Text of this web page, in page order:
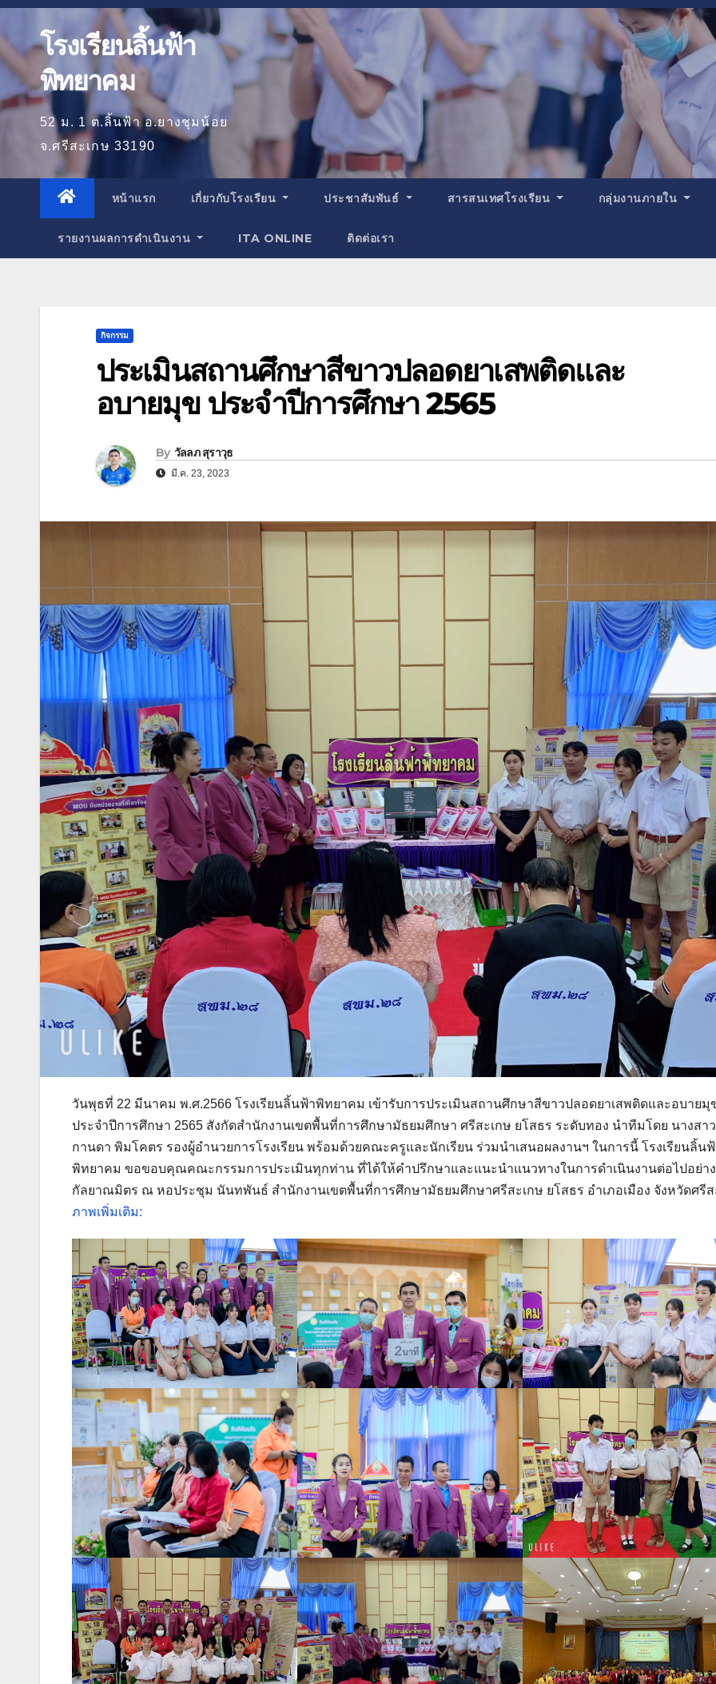
โรงเรียนลิ้นฟ้า
พิทยาคม
52 ม. 1 ต.ลิ้นฟ้า อ.ยางชุมน้อย
จ.ศรีสะเกษ 33190
หน้าแรก เกี่ยวกับโรงเรียน ประชาสัมพันธ์ สารสนเทศโรงเรียน กลุ่มงานภายใน
รายงานผลการดำเนินงาน ITA ONLINE ติดต่อเรา
กิจกรรม
ประเมินสถานศึกษาสีขาวปลอดยาเสพติดและ
อบายมุข ประจำปีการศึกษา 2565
By วัลลภ สุราวุธ
มี.ค. 23, 2023
วันพุธที่ 22 มีนาคม พ.ศ.2566 โรงเรียนลิ้นฟ้าพิทยาคม เข้ารับการประเมินสถานศึกษาสีขาวปลอดยาเสพติดและอบายมุ
ประจำปีการศึกษา 2565 สังกัดสำนักงานเขตพื้นที่การศึกษามัธยมศึกษา ศรีสะเกษ ยโสธร ระดับทอง นำทีมโดย นางสา
กานดา พิมโคตร รองผู้อำนวยการโรงเรียน พร้อมด้วยคณะครูและนักเรียน ร่วมนำเสนอผลงานฯ ในการนี้ โรงเรียนลิ้น
พิทยาคม ขอขอบคุณคณะกรรมการประเมินทุกท่าน ที่ได้ให้คำปรึกษาและแนะนำแนวทางในการดำเนินงานต่อไปอย่าง
กัลยาณมิตร ณ หอประชุม นันทพันธ์ สำนักงานเขตพื้นที่การศึกษามัธยมศึกษาศรีสะเกษ ยโสธร อำเภอเมือง จังหวัดศรีส
ภาพเพิ่มเติม: